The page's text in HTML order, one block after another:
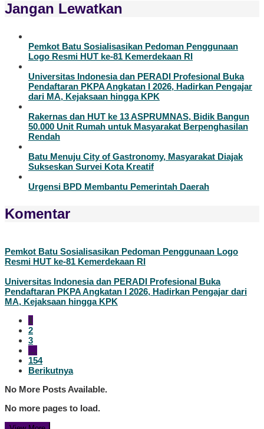
Jangan Lewatkan
Pemkot Batu Sosialisasikan Pedoman Penggunaan
Logo Resmi HUT ke-81 Kemerdekaan RI
Universitas Indonesia dan PERADI Profesional Buka
Pendaftaran PKPA Angkatan I 2026, Hadirkan Pengajar
dari MA, Kejaksaan hingga KPK
Rakernas dan HUT ke 13 ASPRUMNAS, Bidik Bangun
50.000 Unit Rumah untuk Masyarakat Berpenghasilan
Rendah
Batu Menuju City of Gastronomy, Masyarakat Diajak
Sukseskan Survei Kota Kreatif
Urgensi BPD Membantu Pemerintah Daerah
Komentar
Pemkot Batu Sosialisasikan Pedoman Penggunaan Logo
Resmi HUT ke-81 Kemerdekaan RI
Universitas Indonesia dan PERADI Profesional Buka
Pendaftaran PKPA Angkatan I 2026, Hadirkan Pengajar dari
MA, Kejaksaan hingga KPK
1
2
3
…
154
Berikutnya
No More Posts Available.
No more pages to load.